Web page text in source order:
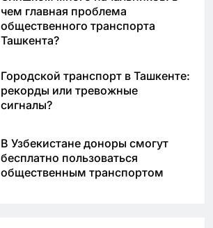
чем главная проблема
общественного транспорта
Ташкента?
Городской транспорт в Ташкенте:
рекорды или тревожные
сигналы?
В Узбекистане доноры смогут
бесплатно пользоваться
общественным транспортом